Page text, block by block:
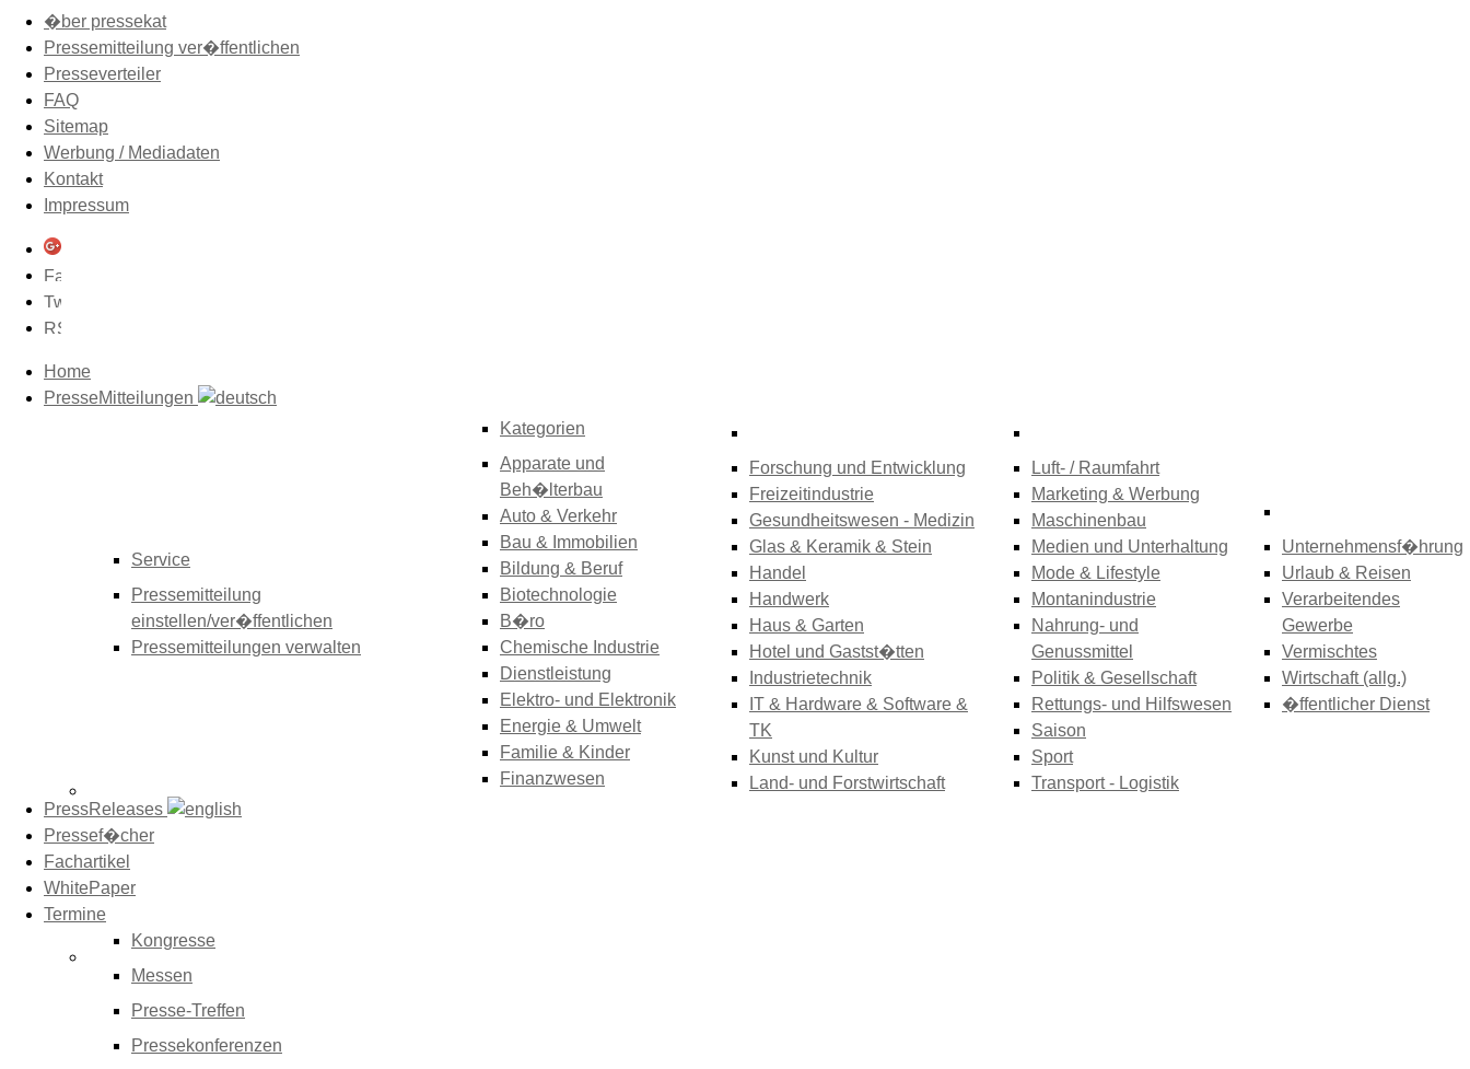
�ber pressekat
Pressemitteilung ver�ffentlichen
Presseverteiler
FAQ
Sitemap
Werbung / Mediadaten
Kontakt
Impressum
Home
PresseMitteilungen
Service
Pressemitteilung
einstellen/ver�ffentlichen
Pressemitteilungen verwalten
Kategorien
Apparate und
Beh�lterbau
Auto & Verkehr
Bau & Immobilien
Bildung & Beruf
Biotechnologie
B�ro
Chemische Industrie
Dienstleistung
Elektro- und Elektronik
Energie & Umwelt
Familie & Kinder
Finanzwesen
Forschung und Entwicklung
Freizeitindustrie
Gesundheitswesen - Medizin
Glas & Keramik & Stein
Handel
Handwerk
Haus & Garten
Hotel und Gastst�tten
Industrietechnik
IT & Hardware & Software &
TK
Kunst und Kultur
Land- und Forstwirtschaft
Luft- / Raumfahrt
Marketing & Werbung
Maschinenbau
Medien und Unterhaltung
Mode & Lifestyle
Montanindustrie
Nahrung- und
Genussmittel
Politik & Gesellschaft
Rettungs- und Hilfswesen
Saison
Sport
Transport - Logistik
Unternehmensf�hrung
Urlaub & Reisen
Verarbeitendes
Gewerbe
Vermischtes
Wirtschaft (allg.)
�ffentlicher Dienst
PressReleases
Pressef�cher
Fachartikel
WhitePaper
Termine
Kongresse
Messen
Presse-Treffen
Pressekonferenzen